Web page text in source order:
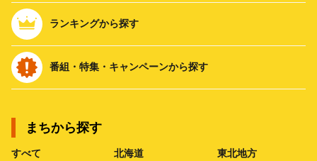
ランキングから探す
番組・特集・キャンペーンから探す
まちから探す
すべて 北海道 東北地方